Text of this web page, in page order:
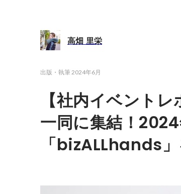
高畑 里栄
出版・執筆 2024年6月
【社内イベント
一同に集結！
「bizALLhands